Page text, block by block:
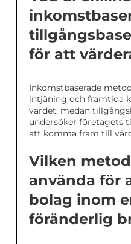
för att
Inkomstbaserade
intjäning och framtida
värdet, medan
undersöker företagets
att komma fram till
Vilken
använda för
bolag inom
föränderlig